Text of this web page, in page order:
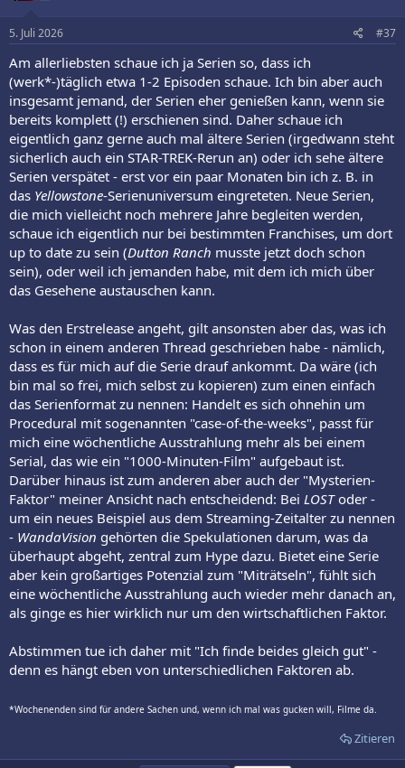
5. Juli 2026 #37
Am allerliebsten schaue ich ja Serien so, dass ich
(werk*-)täglich etwa 1-2 Episoden schaue. Ich bin aber auch
insgesamt jemand, der Serien eher genießen kann, wenn sie
bereits komplett (!) erschienen sind. Daher schaue ich
eigentlich ganz gerne auch mal ältere Serien (irgedwann steht
sicherlich auch ein STAR-TREK-Rerun an) oder ich sehe ältere
Serien verspätet - erst vor ein paar Monaten bin ich z. B. in
das Yellowstone-Serienuniversum eingreteten. Neue Serien,
die mich vielleicht noch mehrere Jahre begleiten werden,
schaue ich eigentlich nur bei bestimmten Franchises, um dort
up to date zu sein (Dutton Ranch musste jetzt doch schon
sein), oder weil ich jemanden habe, mit dem ich mich über
das Gesehene austauschen kann.
Was den Erstrelease angeht, gilt ansonsten aber das, was ich
schon in einem anderen Thread geschrieben habe - nämlich,
dass es für mich auf die Serie drauf ankommt. Da wäre (ich
bin mal so frei, mich selbst zu kopieren) zum einen einfach
das Serienformat zu nennen: Handelt es sich ohnehin um
Procedural mit sogenannten "case-of-the-weeks", passt für
mich eine wöchentliche Ausstrahlung mehr als bei einem
Serial, das wie ein "1000-Minuten-Film" aufgebaut ist.
Darüber hinaus ist zum anderen aber auch der "Mysterien-
Faktor" meiner Ansicht nach entscheidend: Bei LOSToder -
um ein neues Beispiel aus dem Streaming-Zeitalter zu nennen
- WandaVision gehörten die Spekulationen darum, was da
überhaupt abgeht, zentral zum Hype dazu. Bietet eine Serie
aber kein großartiges Potenzial zum "Miträtseln", fühlt sich
eine wöchentliche Ausstrahlung auch wieder mehr danach an,
als ginge es hier wirklich nur um den wirtschaftlichen Faktor.
Abstimmen tue ich daher mit "Ich finde beides gleich gut" -
denn es hängt eben von unterschiedlichen Faktoren ab.
*Wochenenden sind für andere Sachen und, wenn ich mal was gucken will, Filme da.
Zitieren